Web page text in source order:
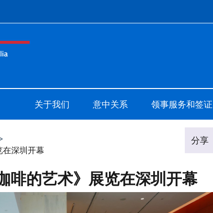
关于我们 意中关系 领事服务和签证
在深圳开幕
分享
啡的艺术》展览在深圳开幕